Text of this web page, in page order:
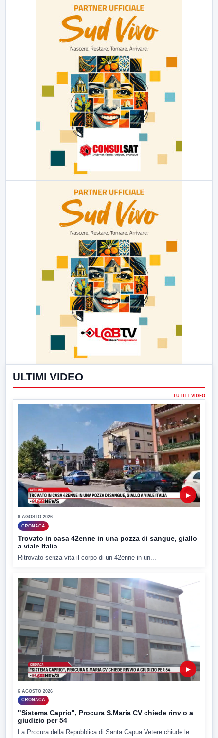
ULTIMI VIDEO
TUTTI I VIDEO
▶
6 AGOSTO 2026
CRONACA
Trovato in casa 42enne in una pozza di sangue, giallo
a viale Italia
Ritrovato senza vita il corpo di un 42enne in un...
▶
6 AGOSTO 2026
CRONACA
"Sistema Caprio", Procura S.Maria CV chiede rinvio a
giudizio per 54
La Procura della Repubblica di Santa Capua Vetere chiude le...